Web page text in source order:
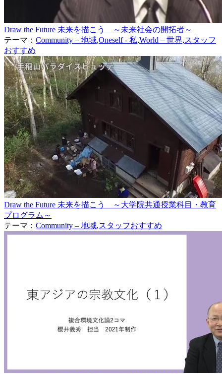
Draw the Future 未来を描こう ～未来社会の開拓者～
テーマ： Community – 地域,Oneself - 私,World – 世界,スタッフ
おすすめ
Draw the Future 未来を描こう ～大学院共通授業科目・教育
プログラム～
テーマ： Community – 地域,スタッフおすすめ